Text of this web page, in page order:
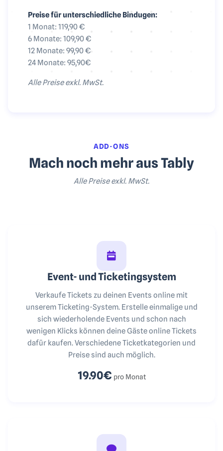
Preise für unterschiedliche Bindugen:
1 Monat: 119,90 €
6 Monate: 109,90 €
12 Monate: 99,90 €
24 Monate: 95,90€
Alle Preise exkl. MwSt.
ADD-ONS
Mach noch mehr aus Tably
Alle Preise exkl. MwSt.
Event- und Ticketingsystem
Verkaufe Tickets zu deinen Events online mit
unserem Ticketing-System. Erstelle einmalige und
sich wiederholende Events und schon nach
wenigen Klicks können deine Gäste online Tickets
dafür kaufen. Verschiedene Ticketkategorien und
Preise sind auch möglich.
19.90€ pro Monat